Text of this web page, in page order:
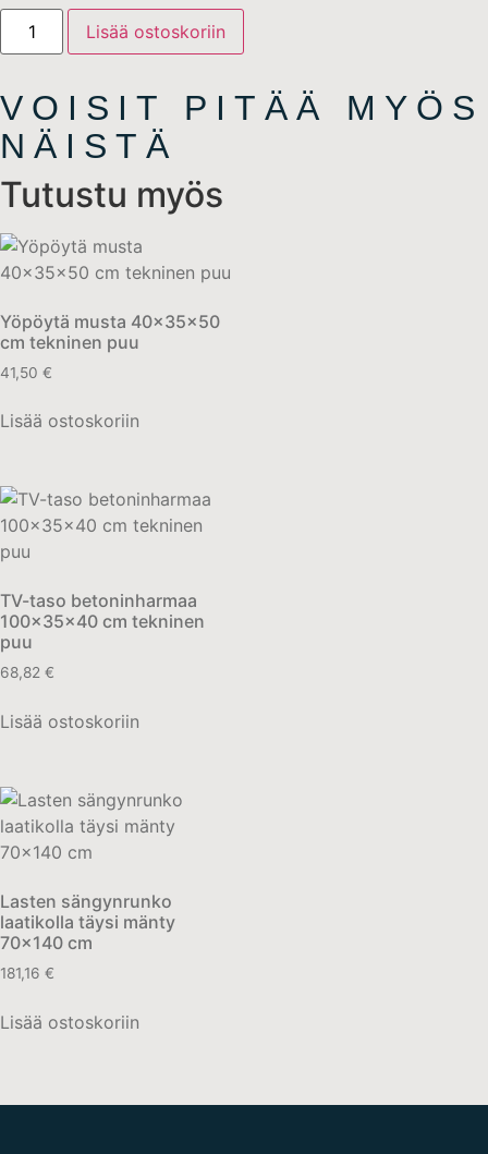
Lisää ostoskoriin
VOISIT PITÄÄ MYÖS
NÄISTÄ
Tutustu myös
Yöpöytä musta 40x35x50
cm tekninen puu
41,50 €
Lisää ostoskoriin
TV-taso betoninharmaa
100x35x40 cm tekninen
puu
68,82 €
Lisää ostoskoriin
Lasten sängynrunko
laatikolla täysi mänty
70×140 cm
181,16 €
Lisää ostoskoriin